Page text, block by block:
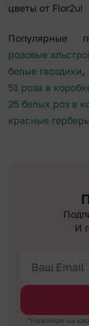
цветы от Flor2u!
Популярные
розовые
белые гвоздики
51 роза в
25 белых роз в
красные
И
*Нажимая на